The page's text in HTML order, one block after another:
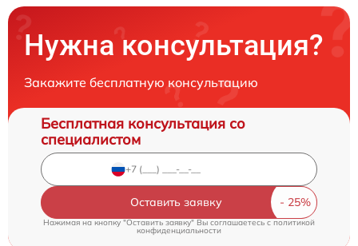
Нужна консультация?
Закажите бесплатную консультацию
Бесплатная консультация со
специалистом
Оставить заявку
Нажимая на кнопку "Оставить заявку" Вы соглашаетесь cполитикой
конфиденциальности